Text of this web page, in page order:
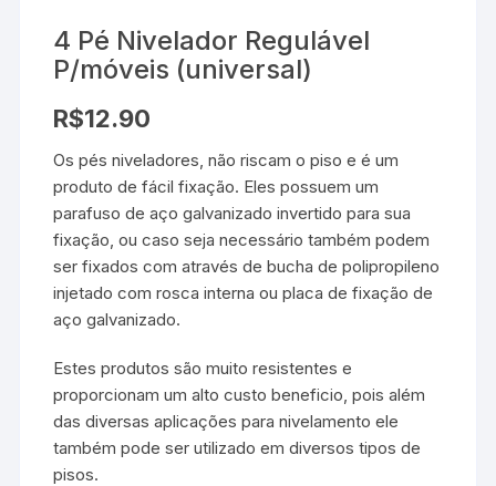
4 Pé Nivelador Regulável
P/móveis (universal)
R$12.90
Os pés niveladores, não riscam o piso e é um
produto de fácil fixação. Eles possuem um
parafuso de aço galvanizado invertido para sua
fixação, ou caso seja necessário também podem
ser fixados com através de bucha de polipropileno
injetado com rosca interna ou placa de fixação de
aço galvanizado.
Estes produtos são muito resistentes e
proporcionam um alto custo beneficio, pois além
das diversas aplicações para nivelamento ele
também pode ser utilizado em diversos tipos de
pisos.